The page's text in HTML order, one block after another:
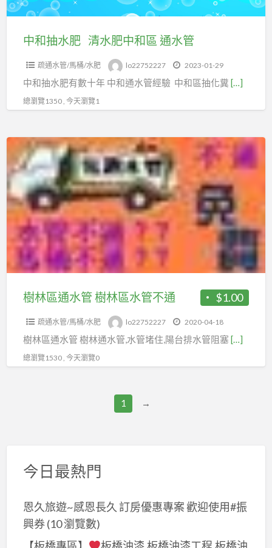
肥
中
中和抽水肥 清水肥中和區 通水管
疏通水管/馬桶/水肥 lo22752227 2023-01-29
中和抽水肥有數十年 中和通水管經驗 中和區抽化糞 […]
總瀏覽1350 , 今天瀏覽1
樹
林
區
通
水
管
樹
區
$1.00
樹林區通水管 樹林區水管不通
疏通水管/馬桶/水肥 lo22752227 2020-04-18
樹林區通水管 樹林通水管,水管堵住,陽台排水管阻塞 […]
總瀏覽1530 , 今天瀏覽0
1 →
今日最熱門
恩久旅遊~感恩長久 訂房優惠專案 歡迎使用#振
興券(10 瀏覽數)